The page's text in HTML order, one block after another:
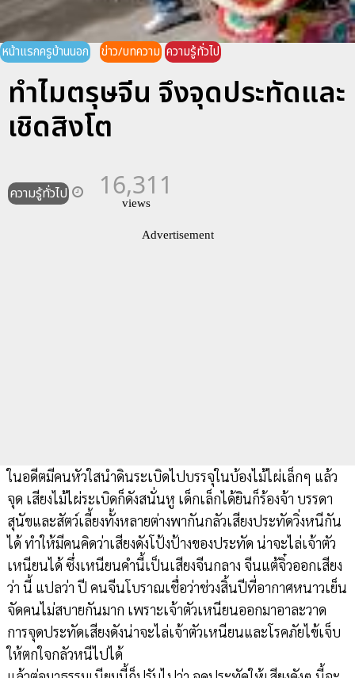
หน้าแรกครูบ้านนอก ข่าว/บทความ ความรู้ทั่วไป
ทำไมตรุษจีน จึงจุดประทัดและ
เชิดสิงโต
ความรู้ทั่วไป 16,311
views
Advertisement
ในอดีตมีคนหัวใสนำดินระเบิดไปบรรจุในบ้องไม้ไผ่เล็กๆ แล้ว
จุด เสียงไม้ไผ่ระเบิดก็ดังสนั่นหู เด็กเล็กได้ยินก็ร้องจ้า บรรดา
สุนัขและสัตว์เลี้ยงทั้งหลายต่างพากันกลัวเสียงประทัดวิ่งหนีกัน
ได้ ทำให้มีคนคิดว่าเสียงดังโป้งป้างของประทัด น่าจะไล่เจ้าตัว
เหนียนได้ ซึ่งเหนียนคำนี้เป็นเสียงจีนกลาง จีนแต้จิ๋วออกเสียง
ว่า นี้ แปลว่า ปี คนจีนโบราณเชื่อว่าช่วงสิ้นปีที่อากาศหนาวเย็น
จัดคนไม่สบายกันมาก เพราะเจ้าตัวเหนียนออกมาอาละวาด
การจุดประทัดเสียงดังน่าจะไล่เจ้าตัวเหนียนและโรคภัยไข้เจ็บ
ให้ตกใจกลัวหนีไปได้